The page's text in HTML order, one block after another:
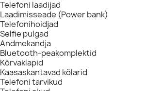
Telefoni laadijad
Laadimisseade (Power bank)
Telefonihoidjad
Selfie pulgad
Andmekandja
Bluetooth-peakomplektid
Kõrvaklapid
Kaasaskantavad kõlarid
Telefoni tarvikud